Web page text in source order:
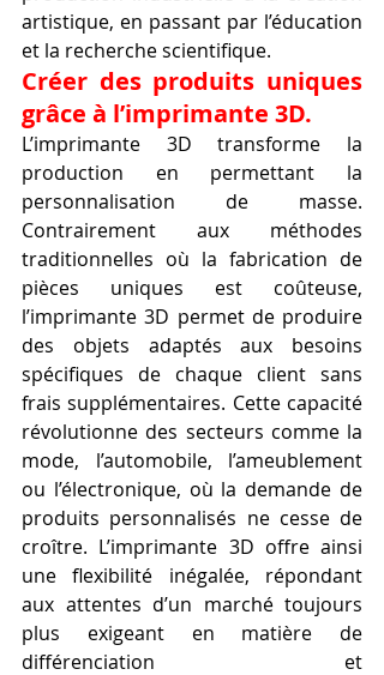
artistique, en passant par l’éducation
et la recherche scientifique.
Créer des produits uniques
grâce à l’imprimante 3D.
L’imprimante 3D transforme la
production en permettant la
personnalisation de masse.
Contrairement aux méthodes
traditionnelles où la fabrication de
pièces uniques est coûteuse,
l’imprimante 3D permet de produire
des objets adaptés aux besoins
spécifiques de chaque client sans
frais supplémentaires. Cette capacité
révolutionne des secteurs comme la
mode, l’automobile, l’ameublement
ou l’électronique, où la demande de
produits personnalisés ne cesse de
croître. L’imprimante 3D offre ainsi
une flexibilité inégalée, répondant
aux attentes d’un marché toujours
plus exigeant en matière de
différenciation et